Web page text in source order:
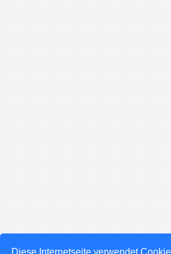
Diese Internetseite verwendet